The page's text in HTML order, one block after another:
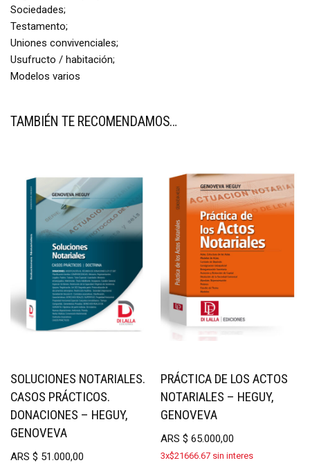
Sociedades;
Testamento;
Uniones convivenciales;
Usufructo / habitación;
Modelos varios
TAMBIÉN TE RECOMENDAMOS…
SOLUCIONES NOTARIALES.
CASOS PRÁCTICOS.
DONACIONES – HEGUY,
GENOVEVA
ARS $ 51.000,00
PRÁCTICA DE LOS ACTOS
NOTARIALES – HEGUY,
GENOVEVA
ARS$ 65.000,00
3x$21666.67 sin interes